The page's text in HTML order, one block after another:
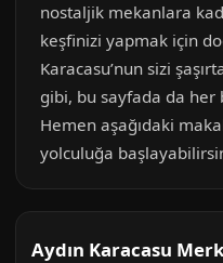
nostaljik mekanlara
keşfinizi yapmak için
Karacasu’nun sizi
gibi, bu sayfada da her
Hemen aşağıdaki
yolculuğa
Aydın Karacasu